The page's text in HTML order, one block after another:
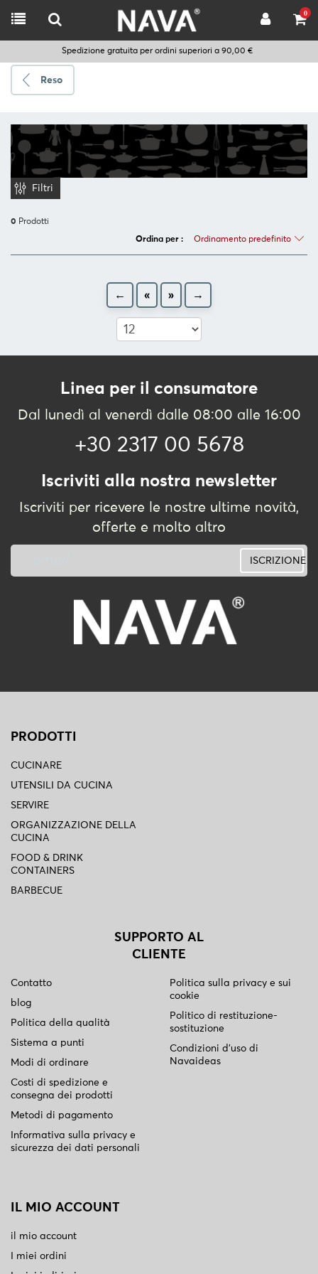
Spedire
Scegli
lingua
FOOD
BARBECUE
0
Spedizione gratuita per ordini superiori a 90,00 €
Reso
Filtri
0 Prodotti
Ordina per : Ordinamento predefinito
← « » →
Linea per il consumatore
Dal lunedì al venerdì dalle 08:00 alle 16:00
+30 2317 00 5678
Iscriviti alla nostra newsletter
Iscriviti per ricevere le nostre ultime novità,
offerte e molto altro
ISCRIZIONE
PRODOTTI
CUCINARE
UTENSILI DA CUCINA
SERVIRE
ORGANIZZAZIONE DELLA
CUCINA
FOOD & DRINK
CONTAINERS
BARBECUE
SUPPORTO AL
CLIENTE
Contatto
blog
Politica della qualità
Sistema a punti
Modi di ordinare
Costi di spedizione e
consegna dei prodotti
Metodi di pagamento
Informativa sulla privacy e
sicurezza dei dati personali
Politica sulla privacy e sui
cookie
Politico di restituzione-
sostituzione
Condizioni d'uso di
Navaideas
IL MIO ACCOUNT
il mio account
I miei ordini